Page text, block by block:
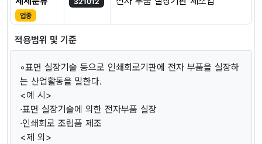
업종
적용범위 및 기준
◦표면 실장기술 등으로 인쇄회로기판에 전자 부품을 실장하
는 산업활동을 말한다.
<예 시>
·표면 실장기술에 의한 전자부품 실장
·인쇄회로 조립품 제조
<제 외>